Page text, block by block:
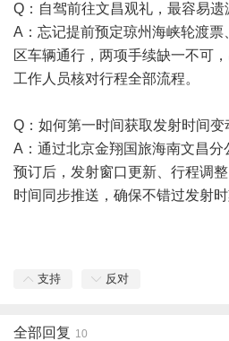
Q：自驾前往文昌观礼，最容易遗
A：忘记提前预定琼州海峡轮渡
区车辆通行，两项手续缺一不可
工作人员核对行程全部流程。
Q：如何第一时间获取发射时间变
A：通过北京金翔国旅海南文昌
预订后，发射窗口更新、行程调
时间同步推送，确保不错过发射时
支持 反对
全部回复 10